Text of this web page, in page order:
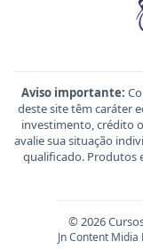
Aviso importante:
deste site têm caráter
investimento, crédito
avalie sua situação
qualificado. Produtos
© 2026
Jn Content Midia